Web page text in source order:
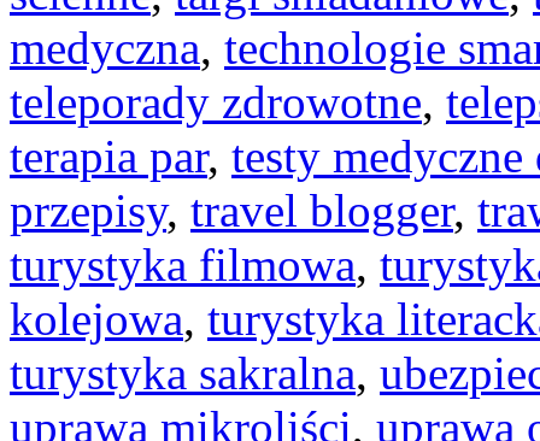
medyczna, technologie
teleporady zdrowotne,
terapia par, testy medyczne
przepisy, travel blogger,
turystyka filmowa,
kolejowa, turystyka
turystyka sakralna,
uprawa mikroliści, uprawa